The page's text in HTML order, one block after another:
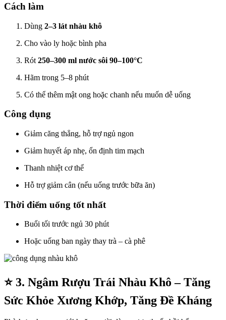
Cách làm
Dùng 2–3 lát nhàu khô
Cho vào ly hoặc bình pha
Rót 250–300 ml nước sôi 90–100°C
Hãm trong 5–8 phút
Có thể thêm mật ong hoặc chanh nếu muốn dễ uống
Công dụng
Giảm căng thẳng, hỗ trợ ngủ ngon
Giảm huyết áp nhẹ, ổn định tim mạch
Thanh nhiệt cơ thể
Hỗ trợ giảm cân (nếu uống trước bữa ăn)
Thời điểm uống tốt nhất
Buổi tối trước ngủ 30 phút
Hoặc uống ban ngày thay trà – cà phê
⭐ 3. Ngâm Rượu Trái Nhàu Khô – Tăng
Sức Khỏe Xương Khớp, Tăng Đề Kháng